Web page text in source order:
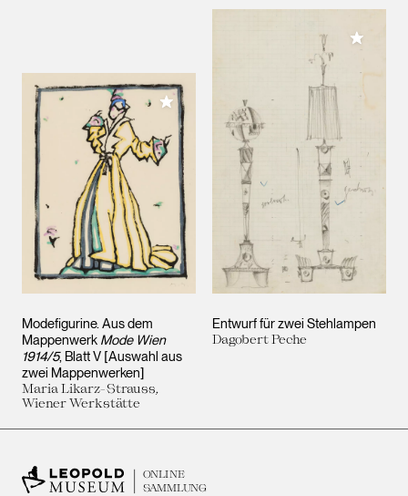
Modefigurine. Aus dem
Mappenwerk Mode Wien
1914/5, Blatt V [Auswahl aus
zwei Mappenwerken]
Maria Likarz-Strauss,
Wiener Werkstätte
Meiner Sammlung hinzufügen
Entwurf für zwei Stehlampen
Dagobert Peche
Meiner
ONLINE
SAMMLUNG